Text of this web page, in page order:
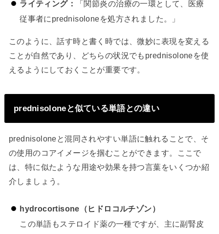
ライティング：
「関節炎の治療の一環として、医療
従事者にprednisoloneを処方されました。」
このように、話す時と書く時では、微妙に表現を変える
ことが自然であり、どちらの状況でもprednisoloneを使
えるようにしておくことが重要です。
prednisoloneと似ている単語との違い
prednisoloneと混同されやすい単語に触れることで、そ
の使用のコアイメージを掴むことができます。ここで
は、特に似たような用途や効果を持つ言葉をいくつか紹
介しましょう。
hydrocortisone（ヒドロコルチゾン）
この単語もステロイド薬の一種ですが、主に副腎皮